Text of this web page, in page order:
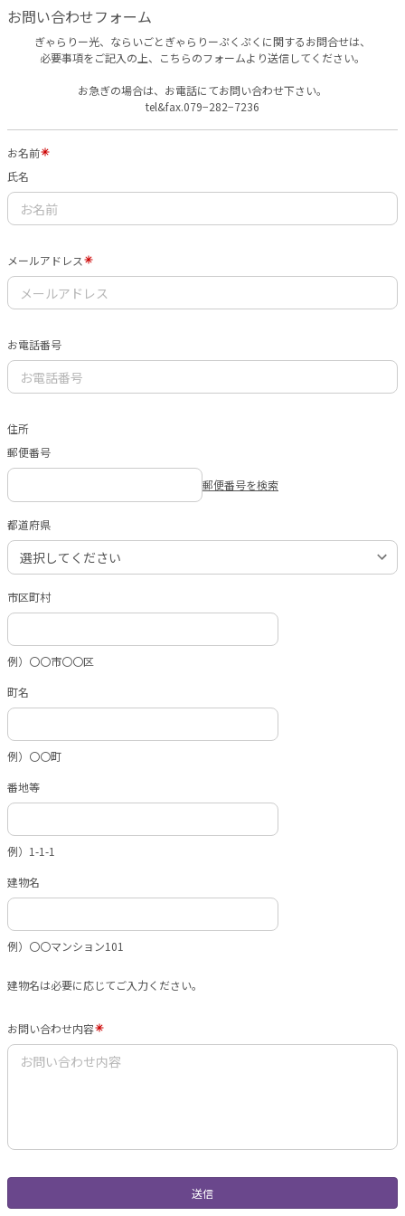
お問い合わせフォーム
ぎゃらりー光、ならいごとぎゃらりーぷくぷくに関するお問合せは、
必要事項をご記入の上、こちらのフォームより送信してください。
お急ぎの場合は、お電話にてお問い合わせ下さい。
tel&fax.079−282−7236
お名前
氏名
メールアドレス
お電話番号
住所
郵便番号
郵便番号を検索
都道府県
市区町村
例）〇〇市〇〇区
町名
例）〇〇町
番地等
例）1-1-1
建物名
例）〇〇マンション101
建物名は必要に応じてご入力ください。
お問い合わせ内容
送信